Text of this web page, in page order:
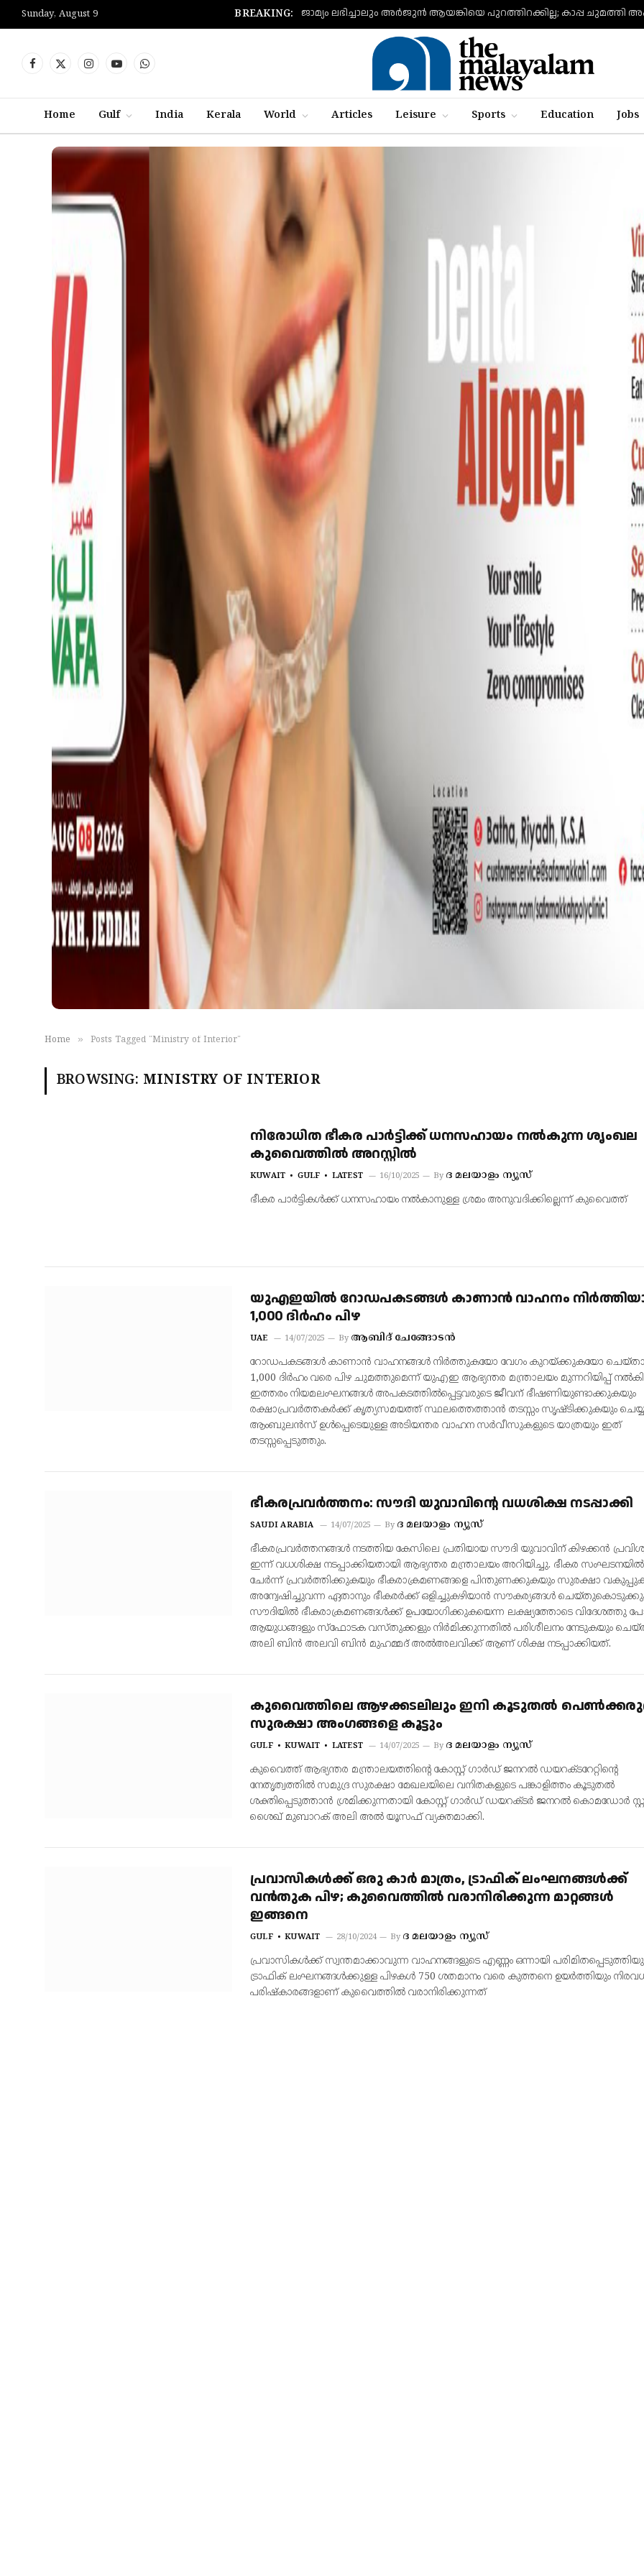
Sunday, August 9 BREAKING: ജാമ്യം ലഭിച്ചാലും അര്‍ജുന്‍ ആയങ്കിയെ പുറത്തിറക്കില്ല; കാപ്പ ചുമത്തി
Facebook
X
InstagramYouTubeWhatsApp
Home Gulf India Kerala World Articles Leisure Sports Education Jobs
Home » Posts Tagged "Ministry of Interior"
BROWSING: MINISTRY OF INTERIOR
നിരോധിത ഭീകര പാര്‍ട്ടിക്ക് ധനസഹായം നല്‍കുന്ന ശൃംഖല
കുവൈത്തില്‍ അറസ്റ്റില്‍
KUWAIT GULF LATEST 16/10/2025 By ദ മലയാളം ന്യൂസ്
ഭീകര പാര്‍ട്ടികൾക്ക് ധനസഹായം നല്‍കാനുള്ള ശ്രമം അനുവദിക്കില്ലെന്ന് കുവൈത്ത്
യുഎഇയിൽ റോഡപകടങ്ങൾ കാണാൻ വാഹനം
1,000 ദിർഹം പിഴ
UAE 14/07/2025 By ആബിദ് ചേങ്ങോടൻ
റോഡപകടങ്ങൾ കാണാൻ വാഹനങ്ങൾ നിർത്തുകയോ വേഗം കുറയ്ക്കുകയോ
1,000 ദിർഹം വരെ പിഴ ചുമത്തുമെന്ന് യുഎഇ ആഭ്യന്തര മന്ത്രാലയം മുന്നറിയിപ്പ്
ഇത്തരം നിയമലംഘനങ്ങൾ അപകടത്തിൽപ്പെട്ടവരുടെ ജീവന് ഭീഷണിയുണ്ടാക്കുകയും
രക്ഷാപ്രവർത്തകർക്ക് കൃത്യസമയത്ത് സ്ഥലത്തെത്താൻ തടസ്സം സൃഷ്ടിക്കുകയും
ആംബുലൻസ് ഉൾപ്പെടെയുള്ള അടിയന്തര വാഹന സർവീസുകളുടെ യാത്രയും ഇത്
തടസ്സപ്പെടുത്തും.
ഭീകരപ്രവര്‍ത്തനം: സൗദി യുവാവിന്റെ വധശിക്ഷ നടപ്പാക്കി
SAUDI ARABIA 14/07/2025 By ദ മലയാളം ന്യൂസ്
ഭീകരപ്രവര്‍ത്തനങ്ങള്‍ നടത്തിയ കേസിലെ പ്രതിയായ സൗദി യുവാവിന് കിഴക്കന്‍
ഇന്ന് വധശിക്ഷ നടപ്പാക്കിയതായി ആഭ്യന്തര മന്ത്രാലയം അറിയിച്ചു. ഭീകര സംഘടനയില്‍
ചേര്‍ന്ന് പ്രവര്‍ത്തിക്കുകയും ഭീകരാക്രമണങ്ങളെ പിന്തുണക്കുകയും സുരക്ഷാ
അന്വേഷിച്ചുവന്ന ഏതാനും ഭീകരര്‍ക്ക് ഒളിച്ചുകഴിയാന്‍ സൗകര്യങ്ങള്‍
സൗദിയില്‍ ഭീകരാക്രമണങ്ങള്‍ക്ക് ഉപയോഗിക്കുകയെന്ന ലക്ഷ്യത്തോടെ വിദേശത്തു
ആയുധങ്ങളും സ്‌ഫോടക വസ്തുക്കളും നിര്‍മിക്കുന്നതില്‍ പരിശീലനം നേടുകയും
അലി ബിന്‍ അലവി ബിന്‍ മുഹമ്മദ് അല്‍അലവിക്ക് ആണ് ശിക്ഷ നടപ്പാക്കിയത്.
കുവൈത്തിലെ ആഴക്കടലിലും ഇനി കൂടുതൽ
സുരക്ഷാ അംഗങ്ങളെ കൂട്ടും
GULF KUWAIT LATEST 14/07/2025 By ദ മലയാളം ന്യൂസ്
കുവൈത്ത് ആഭ്യന്തര മന്ത്രാലയത്തിന്റെ കോസ്റ്റ് ഗാർഡ് ജനറൽ ഡയറക്ടറേറ്റിന്റെ
നേതൃത്വത്തിൽ സമുദ്ര സുരക്ഷാ മേഖലയിലെ വനിതകളുടെ പങ്കാളിത്തം കൂടുതൽ
ശക്തിപ്പെടുത്താൻ ശ്രമിക്കുന്നതായി കോസ്റ്റ് ഗാർഡ് ഡയറക്ടർ ജനറൽ കൊമഡോർ
ശൈഖ് മുബാറക് അലി അൽ യൂസഫ് വ്യക്തമാക്കി.
പ്രവാസികള്‍ക്ക് ഒരു കാര്‍ മാത്രം, ട്രാഫിക് ലംഘനങ്ങൾക്ക്
വൻതുക പിഴ; കുവൈത്തിൽ വരാനിരിക്കുന്ന മാറ്റങ്ങള്‍
ഇങ്ങനെ
GULF KUWAIT 28/10/2024 By ദ മലയാളം ന്യൂസ്
പ്രവാസികള്‍ക്ക് സ്വന്തമാക്കാവുന്ന വാഹനങ്ങളുടെ എണ്ണം ഒന്നായി
ട്രാഫിക് ലംഘനങ്ങള്‍ക്കുള്ള പിഴകള്‍ 750 ശതമാനം വരെ കുത്തനെ ഉയര്‍ത്തിയും
പരിഷ്‌കാരങ്ങളാണ് കുവൈത്തിൽ വരാനിരിക്കുന്നത്